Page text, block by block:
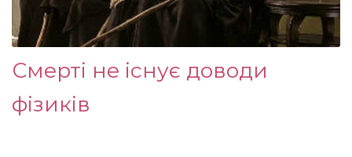
Смерті не існує доводи
фізиків